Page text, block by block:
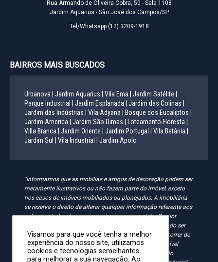
Rua Armando de Oliveira Cobra, 50 - Sala 1108
Jardim Aquarius - São José dos Campos/SP
Tel/Whatsapp (12) 3209-1918
BAIRROS MAIS BUSCADOS
Urbanova | Jardim Aquarius | Vila Ema |
Jardim Satélite |
Parque Industrial |
Jardim Esplanada |
Jardim das Colinas |
Jardim das Indústrias |
Vila Adyana |
Bosque dos Eucaliptos |
Jardim America |
Jardim São Dimas |
Loteamento Floresta |
Villa Branca |
Jardim Oriente | Jardim Portugal |
Vila Betânia |
Jardim Sul |
Vila Industrial | Jardim Apolo
"Informamos que as mobílias e artigos de decoração podem ser
meramente ilustrativos ou não fazem parte do imóvel, exceto
nos casos de imóveis mobiliados ou planejados. A imobiliária
se reserva o direito de alterar qualquer informação referente aos
valores e dados de seus imóveis sem aviso prévio. O valor
anunciado do condomínio e IPTU é aproximado, podendo ser
maior, menor ou mesmo passível de alteração. Pode ocorrer de
algum imóvel anunciado no site não estar mais disponível
devido à rotatividade. As solicitações feitas pelo site não
Visamos para que você tenha a melhor
experiência do nosso site, utilizamos
cookies e tecnologias semelhantes
para melhorar a sua navegação. Ao